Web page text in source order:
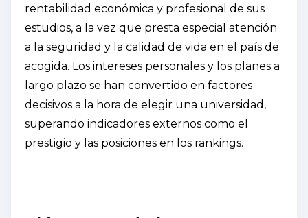
rentabilidad económica y profesional de sus
estudios, a la vez que presta especial atención
a la seguridad y la calidad de vida en el país de
acogida. Los intereses personales y los planes a
largo plazo se han convertido en factores
decisivos a la hora de elegir una universidad,
superando indicadores externos como el
prestigio y las posiciones en los rankings.